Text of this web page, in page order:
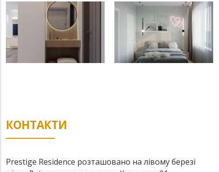
КОНТАКТИ
Prestige Residence розташовано на лівому березі